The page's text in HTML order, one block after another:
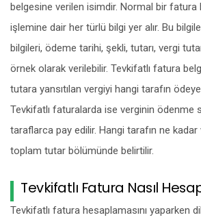
belgesine verilen isimdir. Normal bir fatura
işlemine dair her türlü bilgi yer alır. Bu
bilgileri, ödeme tarihi, şekli, tutarı, vergi
örnek olarak verilebilir. Tevkifatlı fatura
tutara yansıtılan vergiyi hangi tarafın
Tevkifatlı faturalarda ise verginin ödenme
taraflarca pay edilir. Hangi tarafın ne
toplam tutar bölümünde belirtilir.
Tevkifatlı Fatura Nasıl
Tevkifatlı fatura hesaplamasını yaparken